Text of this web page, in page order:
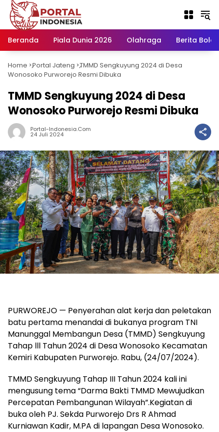
Langsung
konten
Beranda
Piala Dunia 2026 Olahraga Berita Bola
Home -
Portal Jateng -
TMMD Sengkuyung 2024 di Desa
Wonosoko Purworejo Resmi Dibuka
TMMD Sengkuyung 2024 di Desa
Wonosoko Purworejo Resmi Dibuka
Portal-Indonesia.com
24 Juli 2024
PURWOREJO — Penyerahan alat kerja dan peletakan
batu pertama menandai di bukanya program TNI
Manunggal Membangun Desa (TMMD) Sengkuyung
Tahap lll Tahun 2024 di Desa Wonosoko Kecamatan
Kemiri Kabupaten Purworejo. Rabu, (24/07/2024).
TMMD Sengkuyung Tahap III Tahun 2024 kali ini
mengusung tema “Darma Bakti TMMD Mewujudkan
Percepatan Pembangunan Wilayah”.Kegiatan di
buka oleh PJ. Sekda Purworejo Drs R Ahmad
Kurniawan Kadir, M.PA di lapangan Desa Wonosoko.